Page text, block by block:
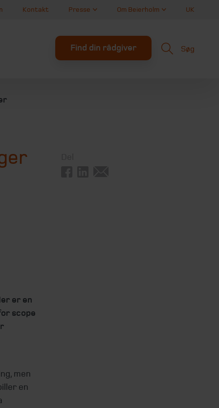
Kontakt Presse Om Beierholm UK
Find din rådgiver Søg
er en
scope
men
en